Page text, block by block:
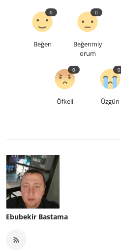
Beğen
0
Beğenmiy
orum
0
Öfkeli
0
Üzgün
0
Ebubekir Bastama